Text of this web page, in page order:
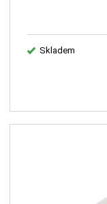
Skladem